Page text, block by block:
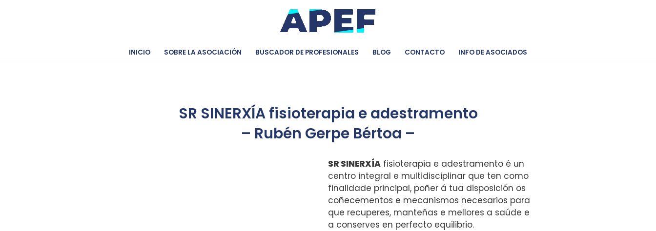
INICIO SOBRE LA ASOCIACIÓN BUSCADOR DE PROFESIONALES BLOG CONTACTO INFO DE ASOCIADOS
SR SINERXÍA fisioterapia e adestramento
– Rubén Gerpe Bértoa –
SR SINERXÍA fisioterapia e adestramento é un
centro integral e multidisciplinar que ten como
finalidade principal, poñer á tua disposición os
coñecementos e mecanismos necesarios para
que recuperes, manteñas e mellores a saúde e
a conserves en perfecto equilibrio.